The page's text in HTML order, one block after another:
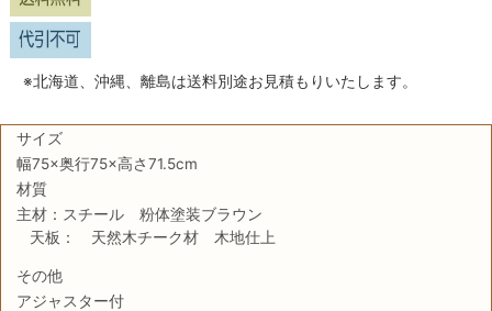
※北海道、沖縄、離島は送料別途お見積もりいたします。
サイズ
幅75×奥行75×高さ71.5cm
材質
主材：スチール 粉体塗装ブラウン
天板： 天然木チーク材 木地仕上
その他
アジャスター付